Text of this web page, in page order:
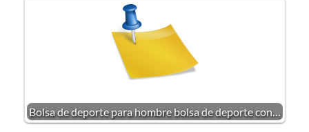
Bolsa de deporte para hombre bolsa de deporte con…